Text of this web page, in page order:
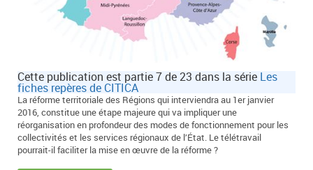
Cette publication est partie 7 de 23 dans la série Les
fiches repères de CITICA
La réforme territoriale des Régions qui interviendra au 1er janvier
2016, constitue une étape majeure qui va impliquer une
réorganisation en profondeur des modes de fonctionnement pour les
collectivités et les services régionaux de l’État. Le télétravail
pourrait-il faciliter la mise en œuvre de la réforme ?